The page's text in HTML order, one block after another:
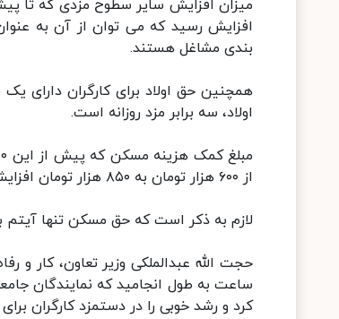
افزایش رسید که می توان از آن به
بندی مشاغل هستند.
اولاد، سه برابر مزد روزانه است.
از ۶۰۰ هزار تومان به ۸۵۰ هزار تومان افزایش پیدا کرد.
لازم به ذکر است که حق مسکن تنها آیتم
کرد و رشد خوبی را در دستمزد کارگران